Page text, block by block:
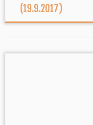
(19.9.2017)